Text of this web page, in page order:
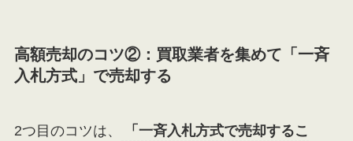
高額売却のコツ②：買取業者を集めて「一斉
入札方式」で売却する
2つ目のコツは、
「一斉入札方式で売却するこ